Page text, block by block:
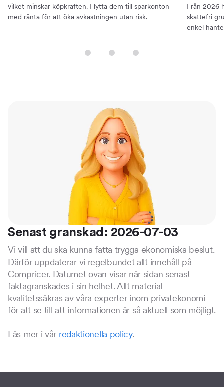
vilket minskar köpkraften. Flytta dem till sparkonton
med ränta för att öka avkastningen utan risk.
Från 2026
skattefri
enkel
Senast granskad: 2026-07-03
Vi vill att du ska kunna fatta trygga ekonomiska beslut.
Därför uppdaterar vi regelbundet allt innehåll på
Compricer. Datumet ovan visar när sidan senast
faktagranskades i sin helhet. Allt material
kvalitetssäkras av våra experter inom privatekonomi
för att se till att informationen är så aktuell som möjligt.
Läs mer i vår redaktionella policy.